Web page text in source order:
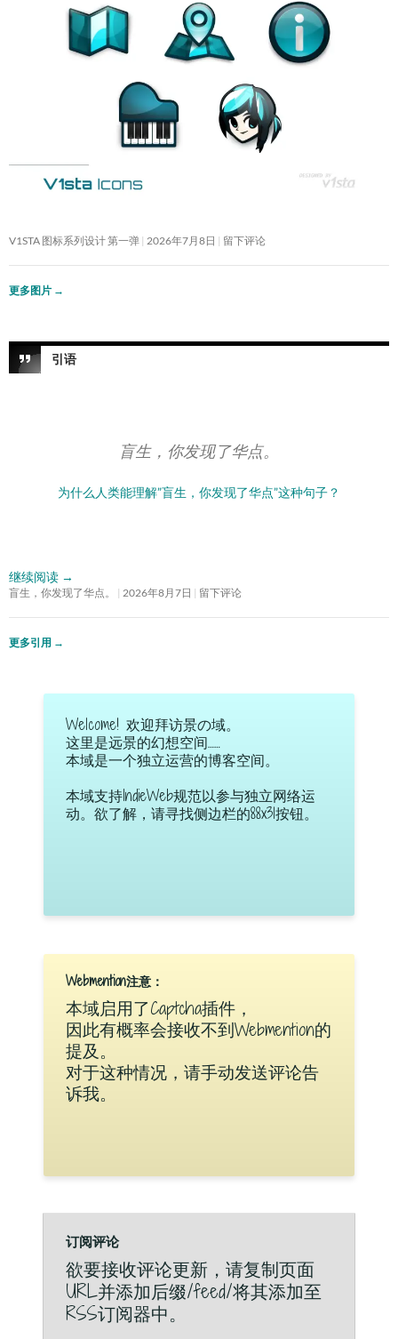
V1STA 图标系列设计 第一弹 2026年7月8日 留下评论
更多图片 →
引语
盲生，你发现了华点。
为什么人类能理解”盲生，你发现了华点”这种句子？
继续阅读 →
盲生，你发现了华点。 2026年8月7日 留下评论
更多引用 →
Welcome! 欢迎拜访景の域。
这里是远景的幻想空间……
本域是一个独立运营的博客空间。
本域支持IndieWeb规范以参与独立网络运
动。欲了解，请寻找侧边栏的88x31按钮。
Webmention注意：
本域启用了Captcha插件，
因此有概率会接收不到Webmention的
提及。
对于这种情况，请手动发送评论告
诉我。
订阅评论
欲要接收评论更新，请复制页面
URL并添加后缀/feed/将其添加至
RSS订阅器中。